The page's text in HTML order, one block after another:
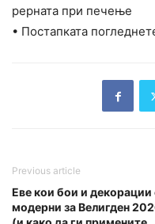
рерната при печење
• Постапката
Previous article
Еве кои бои и декорации
модерни за Велигден